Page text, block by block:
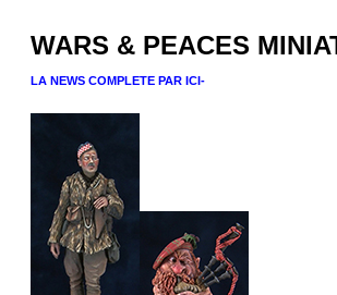
WARS & PEACES
LA NEWS COMPLETE PAR ICI-